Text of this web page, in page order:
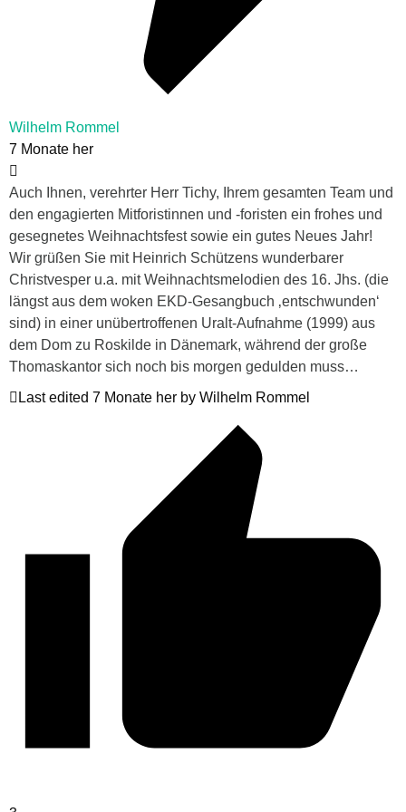
Wilhelm Rommel
7 Monate her
Auch Ihnen, verehrter Herr Tichy, Ihrem gesamten Team und
den engagierten Mitforistinnen und -foristen ein frohes und
gesegnetes Weihnachtsfest sowie ein gutes Neues Jahr!
Wir grüßen Sie mit Heinrich Schützens wunderbarer
Christvesper u.a. mit Weihnachtsmelodien des 16. Jhs. (die
längst aus dem woken EKD-Gesangbuch ‚entschwunden‘
sind) in einer unübertroffenen Uralt-Aufnahme (1999) aus
dem Dom zu Roskilde in Dänemark, während der große
Thomaskantor sich noch bis morgen gedulden muss…
Last edited 7 Monate her by Wilhelm Rommel